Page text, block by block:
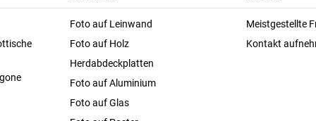
Foto auf Leinwand
Foto auf Holz
Herdabdeckplatten
Foto auf Aluminium
Foto auf Glas
Meistgestellte
Kontakt